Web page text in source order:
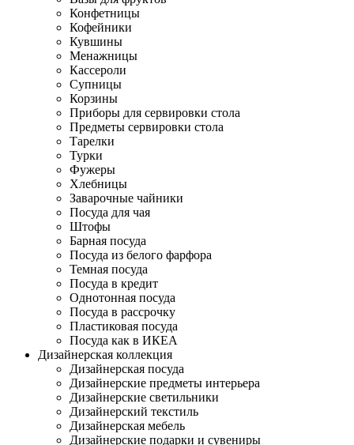
Конфетницы
Кофейники
Кувшины
Менажницы
Кассероли
Супницы
Корзины
Приборы для сервировки стола
Предметы сервировки стола
Тарелки
Турки
Фужеры
Хлебницы
Заварочные чайники
Посуда для чая
Штофы
Барная посуда
Посуда из белого фарфора
Темная посуда
Посуда в кредит
Однотонная посуда
Посуда в рассрочку
Пластиковая посуда
Посуда как в ИКЕА
Дизайнерская коллекция
Дизайнерская посуда
Дизайнерские предметы интерьера
Дизайнерские светильники
Дизайнерский текстиль
Дизайнерская мебель
Дизайнерские подарки и сувениры